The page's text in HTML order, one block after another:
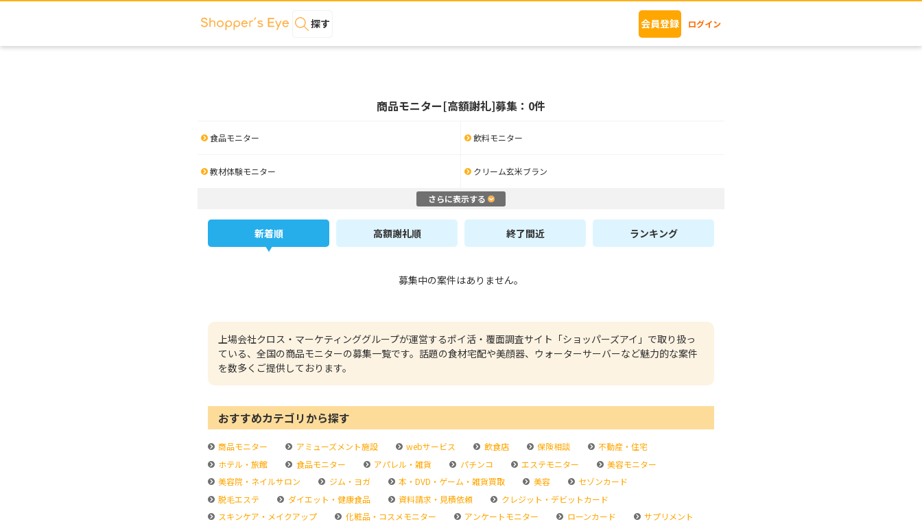
探す 会員登録 ログイン
商品モニター[高額謝礼]募集：0件
食品モニター 飲料モニター
教材体験モニター クリーム玄米ブラン
さらに表示する
新着順 高額謝礼順 終了間近 ランキング
募集中の案件はありません。
上場会社クロス・マーケティンググループが運営するポイ活・覆面調査サイト「ショッパーズアイ」で取り扱っ
ている、全国の商品モニターの募集一覧です。話題の食材宅配や美顔器、ウォーターサーバーなど魅力的な案件
を数多くご提供しております。
おすすめカテゴリから探す
商品モニター アミューズメント施設 webサービス 飲食店 保険相談
不動産・住宅
ホテル・旅館
食品モニター アパレル・雑貨 パチンコ エステモニター
美容モニター
美容院・ネイルサロン
ジム・ヨガ 本・DVD・ゲーム・雑貨買取 美容
セゾンカード
脱毛エステ
ダイエット・健康食品 資料請求・見積依頼
クレジット・デビットカード
スキンケア・メイクアップ
化粧品・コスメモニター アンケートモニター ローンカード
サプリメント